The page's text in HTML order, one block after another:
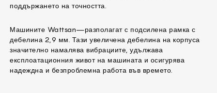
поддържането на точността.
Машините Wattsan—разполагат с подсилена рамка с
дебелина 2,9 мм. Тази увеличена дебелина на корпуса
значително намалява вибрациите, удължава
експлоатационния живот на машината и осигурява
надеждна и безпроблемна работа във времето.